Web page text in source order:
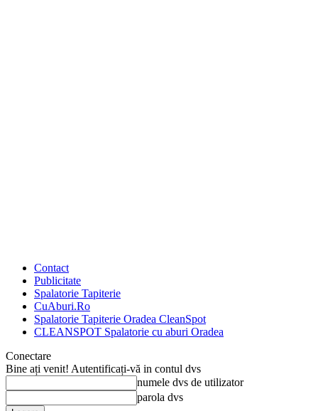
Contact
Publicitate
Spalatorie Tapiterie
CuAburi.Ro
Spalatorie Tapiterie Oradea CleanSpot
CLEANSPOT Spalatorie cu aburi Oradea
Conectare
Bine ați venit! Autentificați-vă in contul dvs
numele dvs de utilizator
parola dvs